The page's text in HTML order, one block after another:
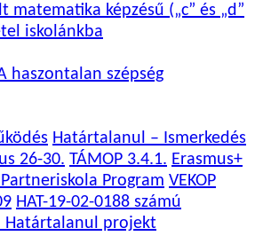
matematika képzésű („c” és „d”
iskolánkba
haszontalan szépség
Határtalanul – Ismerkedés
26-30. TÁMOP 3.4.1. Erasmus+
Program VEKOP
HAT-19-02-0188 számú
Határtalanul projekt